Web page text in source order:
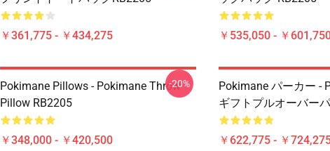
￥361,775 - ￥434,275 ￥535,050 - ￥
Pokimane Pillows - Pokimane Throw
Pillow RB2205
￥348,000 - ￥420,500
-20%
Pokimane パーカー -
ギフトプルオーバー
￥622,775 - ￥